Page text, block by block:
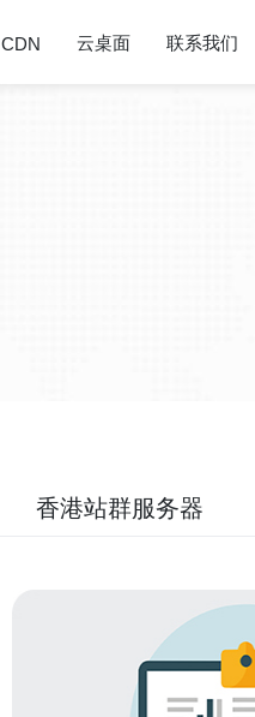
CDN 云桌面 联系我们
香港站群服务器